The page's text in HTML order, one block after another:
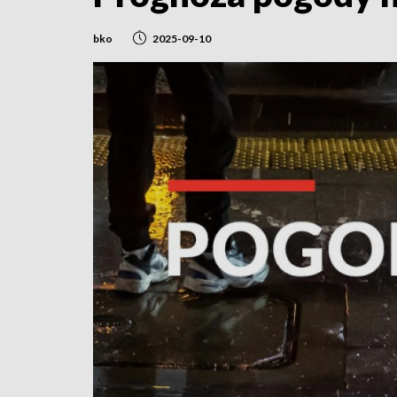
bko 2025-09-10